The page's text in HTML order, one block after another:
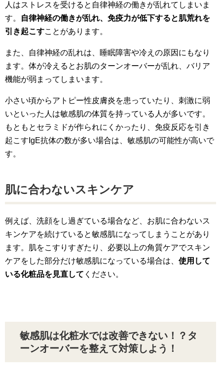
人はストレスを受けると自律神経の働きが乱れてしまいま
す。
自律神経の働きが乱れ、免疫力が低下すると肌荒れを
引き起こすことがあります。
また、自律神経の乱れは、睡眠障害や冷えの原因にもなり
ます。体が冷えるとお肌のターンオーバーが乱れ、バリア
機能が弱まってしまいます。
小さい頃からアトピー性皮膚炎を患っていたり、刺激に弱
いといった人は敏感肌の体質を持っている人が多いです。
もともとセラミドが作られにくかったり、免疫反応を引き
起こすIgE抗体の数が多い場合は、敏感肌の可能性が高いで
す。
肌に合わないスキンケア
例えば、洗顔をし過ぎている場合など、お肌に合わないス
キンケアを続けていると敏感肌になってしまうことがあり
ます。肌をこすりすぎたり、必要以上の角質ケアでスキン
ケアをした部分だけ敏感肌になっている場合は、 使用して
いる化粧品を見直して ください。
敏感肌は化粧水では改善できない！？タ
ーンオーバーを整えて対策しよう！